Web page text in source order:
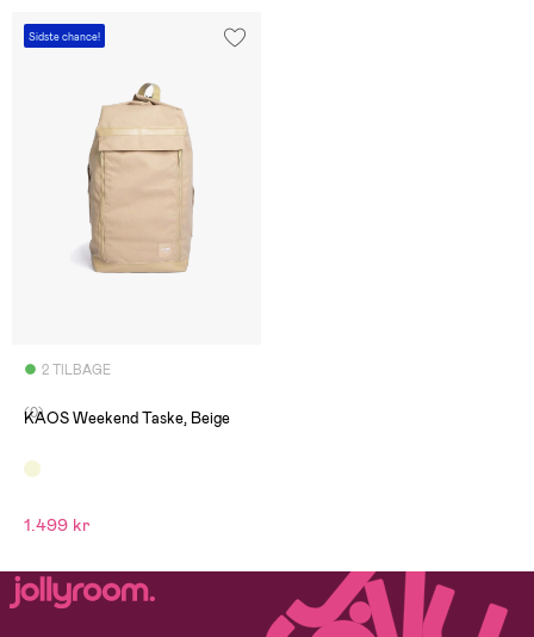
Sidste chance!
2 TILBAGE
(0)
KAOS Weekend Taske, Beige
1.499 kr